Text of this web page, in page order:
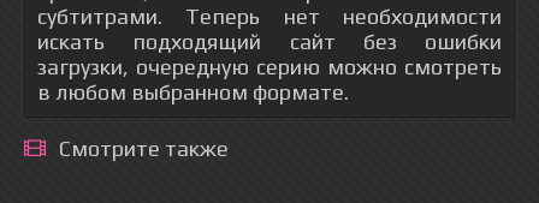
субтитрами. Теперь нет необходимости
искать подходящий сайт без ошибки
загрузки, очередную серию можно смотреть
в любом выбранном формате.
Смотрите также